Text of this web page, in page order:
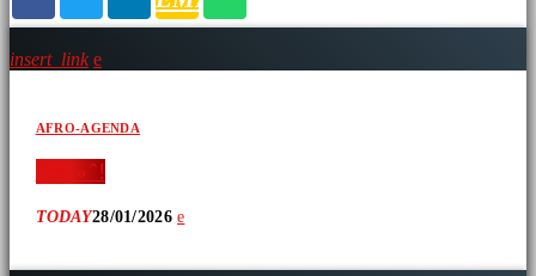
insert_link
AFRO-AGENDA
‘ » » ̂ !
TODAY28/01/2026